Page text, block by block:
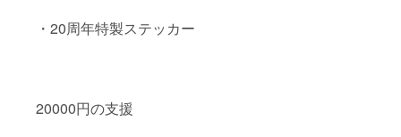
・20周年特製ステッカー
20000円の支援